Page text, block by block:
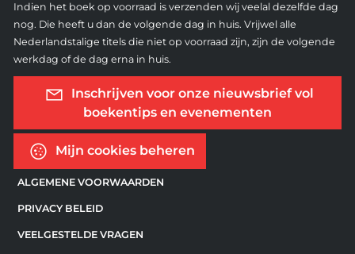
Indien het boek op voorraad is verzenden wij veelal dezelfde dag
nog. Die heeft u dan de volgende dag in huis. Vrijwel alle
Nederlandstalige titels die niet op voorraad zijn, zijn de volgende
werkdag of de dag erna in huis.
Inschrijven voor onze nieuwsbrief vol
boekentips en evenementen
Mijn cookies beheren
ALGEMENE VOORWAARDEN
PRIVACY BELEID
VEELGESTELDE VRAGEN